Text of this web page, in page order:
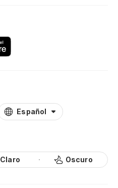
Español
Claro Oscuro